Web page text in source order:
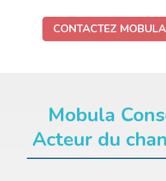
CONTACTEZ
Mobula
Acteur du